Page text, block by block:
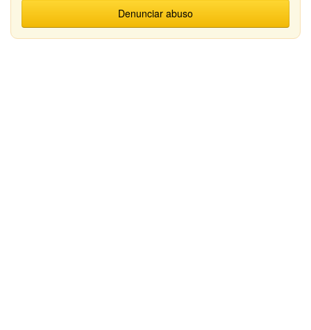
Denunciar abuso